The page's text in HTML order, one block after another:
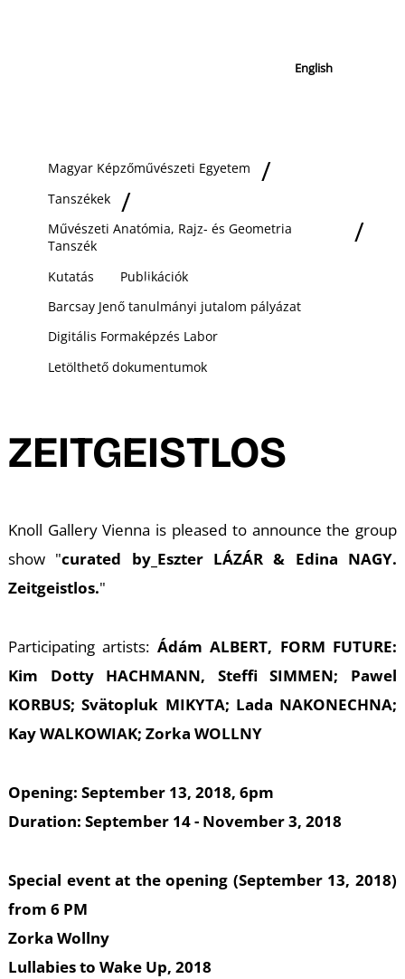
English
Magyar Képzőművészeti Egyetem
Tanszékek
Művészeti Anatómia, Rajz- és Geometria
Tanszék
Kutatás
Publikációk
Barcsay Jenő tanulmányi jutalom pályázat
Digitális Formaképzés Labor
Letölthető dokumentumok
ZEITGEISTLOS
Knoll Gallery Vienna is pleased to announce the group
show "curated by_Eszter LÁZÁR & Edina NAGY.
Zeitgeistlos."
Participating artists: Ádám ALBERT, FORM FUTURE:
Kim Dotty HACHMANN, Steffi SIMMEN; Pawel
KORBUS; Svätopluk MIKYTA; Lada NAKONECHNA;
Kay WALKOWIAK; Zorka WOLLNY
Opening: September 13, 2018, 6pm
Duration: September 14 - November 3, 2018
Special event at the opening (September 13, 2018)
from 6 PM
Zorka Wollny
Lullabies to Wake Up, 2018